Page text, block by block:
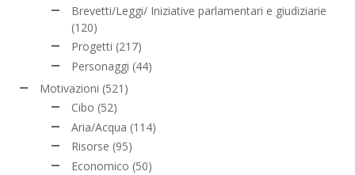
Brevetti/Leggi/ Iniziative parlamentari e giudiziarie
(120)
Progetti (217)
Personaggi (44)
Motivazioni (521)
Cibo (52)
Aria/Acqua (114)
Risorse (95)
Economico (50)